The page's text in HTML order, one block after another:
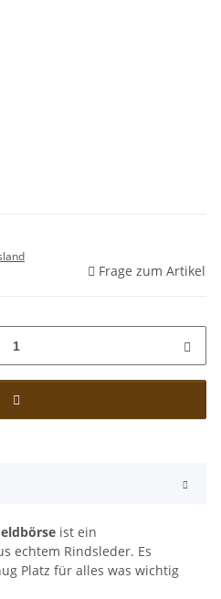
Frage zum Artikel
ist ein
echtem Rindsleder. Es
Platz für alles was wichtig